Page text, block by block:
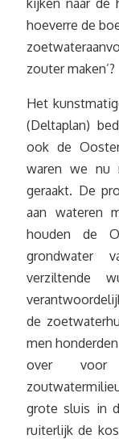
kijken naar de
hoeverre de
zouter maken’?
Het
(Deltaplan)
ook de
waren we nu
geraakt. De
aan wateren
houden de
grondwater
verziltende
de
men
over voor
grote sluis in
ruiterlijk de